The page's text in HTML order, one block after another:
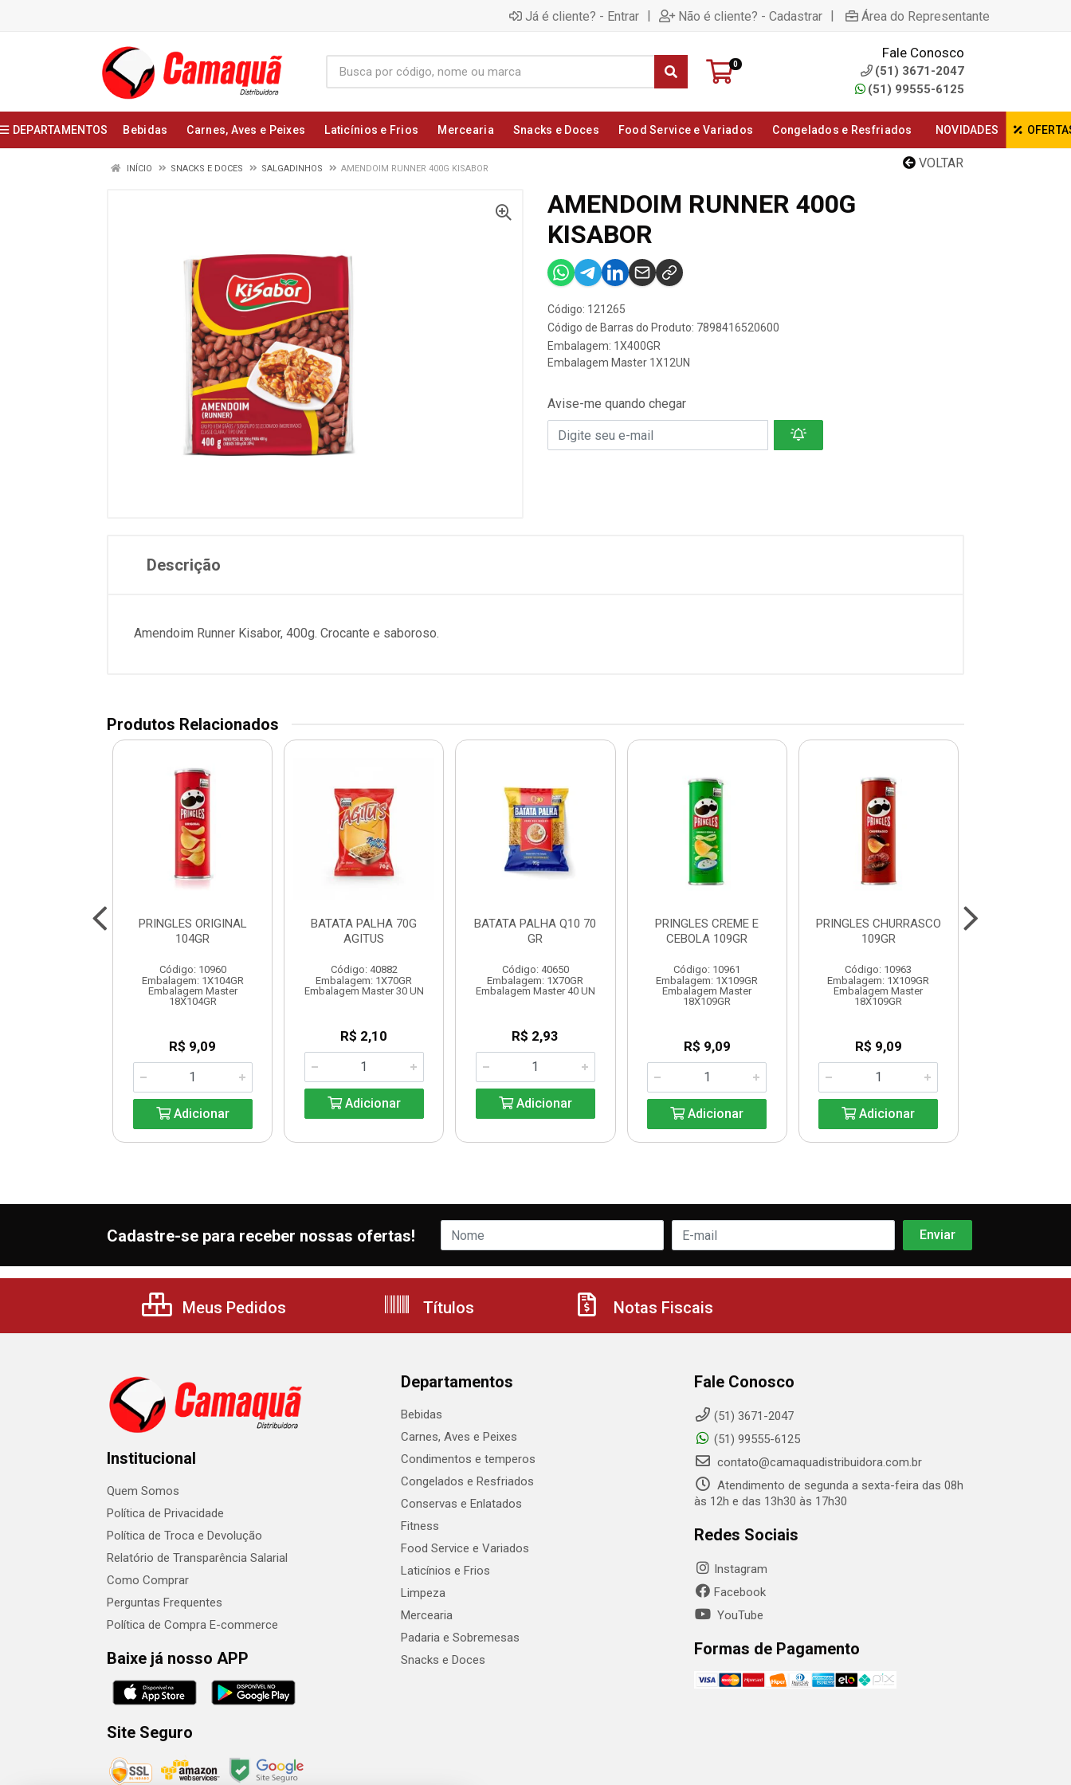
Já é cliente? - Entrar | Não é cliente? - Cadastrar | Área do Representante
0
Fale Conosco
(51) 3671-2047
(51) 99555-6125
DEPARTAMENTOS Bebidas Carnes, Aves e Peixes Laticínios e Frios Mercearia Snacks e Doces Food Service e Variados Congelados e Resfriados NOVIDADES
VOLTAR
INÍCIO SNACKS E DOCES SALGADINHOS AMENDOIM RUNNER 400G KISABOR
AMENDOIM RUNNER 400G
KISABOR
Código: 121265
Código de Barras do Produto: 7898416520600
Embalagem: 1X400GR
Embalagem Master 1X12UN
Avise-me quando chegar
Descrição
Amendoim Runner Kisabor, 400g. Crocante e saboroso.
Produtos Relacionados
PRINGLES ORIGINAL
104GR
Código: 10960
Embalagem: 1X104GR
Embalagem Master
18X104GR
R$ 9,09
Adicionar
BATATA PALHA 70G
AGITUS
Código: 40882
Embalagem: 1X70GR
Embalagem Master 30 UN
R$ 2,10
Adicionar
BATATA PALHA Q10 70
GR
Código: 40650
Embalagem: 1X70GR
Embalagem Master 40 UN
R$ 2,93
Adicionar
PRINGLES CREME E
CEBOLA 109GR
Código: 10961
Embalagem: 1X109GR
Embalagem Master
18X109GR
R$ 9,09
Adicionar
PRINGLES CHURRASCO
109GR
Código: 10963
Embalagem: 1X109GR
Embalagem Master
18X109GR
R$ 9,09
Adicionar
Cadastre-se para receber nossas ofertas!
Meus Pedidos Títulos Notas Fiscais
Institucional
Quem Somos
Política de Privacidade
Política de Troca e Devolução
Relatório de Transparência Salarial
Como Comprar
Perguntas Frequentes
Política de Compra E-commerce
Baixe já nosso APP
Site Seguro
Departamentos
Bebidas
Carnes, Aves e Peixes
Condimentos e temperos
Congelados e Resfriados
Conservas e Enlatados
Fitness
Food Service e Variados
Laticínios e Frios
Limpeza
Mercearia
Padaria e Sobremesas
Snacks e Doces
Fale Conosco
(51) 3671-2047
(51) 99555-6125
contato@camaquadistribuidora.com.br
Atendimento de segunda a sexta-feira das 08h
às 12h e das 13h30 às 17h30
Redes Sociais
Instagram
Facebook
YouTube
Formas de Pagamento